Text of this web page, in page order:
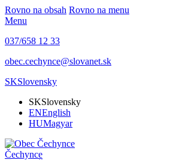
Rovno na obsah Rovno na menu
Menu
037/658 12 33
obec.cechynce@slovanet.sk
SKSlovensky
SKSlovensky
ENEnglish
HUMagyar
Čechynce